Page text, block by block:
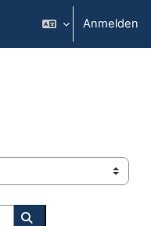
Anmelden